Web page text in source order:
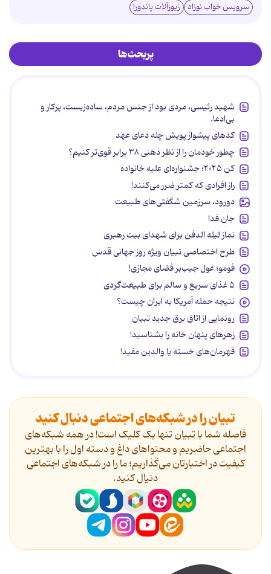
سرویس خواب نوزاد زیورآلات پاندورا
پربحث‌ها
شهید رئیسی، مردی بود از جنس مردم، ساده‌زیست، پرکار و
بی‌ادعا.
کدهای پیشواز پویش چله دعای عهد
چطور خودمان را از نظر ذهنی ۳۸ برابر قوی‌تر کنیم؟
کن ۲۰۲۵؛ جشنواره‌ای علیه خانواده
راز افرادی که کمتر ضرر می‌کنند!
دورود، سرزمین شگفتی‌های طبیعت
جان فدا
نماز لیله الدفن برای شهدای بیت رهبری
طرح اختصاصی تبیان ویژه روز جهانی قدس
فومو؛ غول جیب‌بر فضای مجازی!
۵ غذای سریع و سالم برای طبیعت‌گردی
نتیجه حمله آمریکا به ایران چیست؟
رونمایی از اتاق برق جدید تبیان
زهرهای پنهان خانه را بشناسید!
قهرمان‌های خسته یا والدین مفید!
تبیان را در شبکه‌های اجتماعی دنبال کنید
فاصله شما با تبیان تنها یک کلیک است! در همه شبکه‌های
اجتماعی حاضریم و محتواهای داغ و دسته اول را با بهترین
کیفیت در اختیارتان می‌گذاریم؛ ما را در شبکه‌های اجتماعی
دنیال کنید.